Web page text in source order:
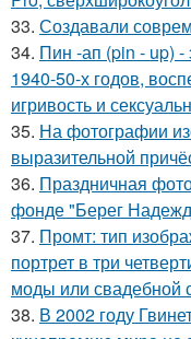
33. Создавали
34. Пин -ап (pin - up) -
1940-50-х годов,
игривость и
35. На фотографии
выразительной
36. Праздничная
фонде "Берег
37. Промт: тип
портрет в три
моды или свадебной
38. В 2002 году